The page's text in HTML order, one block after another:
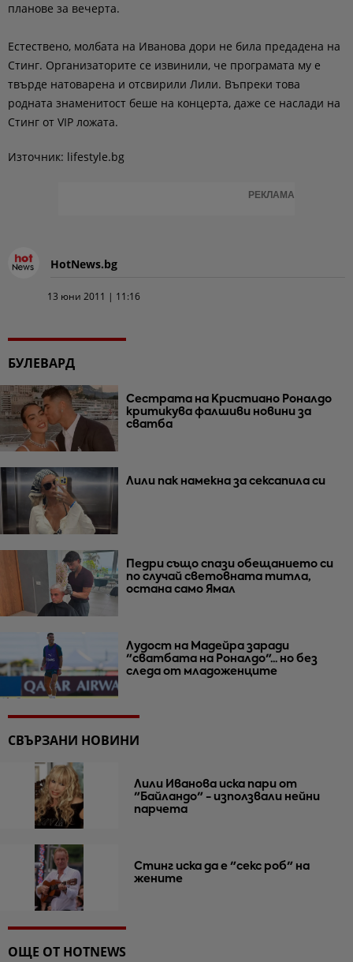
планове за вечерта.
Естествено, молбата на Иванова дори не била предадена на
Стинг. Организаторите се извинили, че програмата му е
твърде натоварена и отсвирили Лили. Въпреки това
родната знаменитост беше на концерта, даже се наслади на
Стинг от VIP ложата.
Източник: lifestyle.bg
РЕКЛАМА
HotNews.bg
13 юни 2011 | 11:16
БУЛЕВАРД
Сестрата на Кристиано Роналдо
критикува фалшиви новини за
сватба
Лили пак намекна за сексапила си
Педри също спази обещанието си
по случай световната титла,
остана само Ямал
Лудост на Мадейра заради
"сватбата на Роналдо"... но без
следа от младоженците
СВЪРЗАНИ НОВИНИ
Лили Иванова иска пари от
"Байландо" - използвали нейни
парчета
Стинг иска да е "секс роб" на
жените
ОЩЕ ОТ HOTNEWS